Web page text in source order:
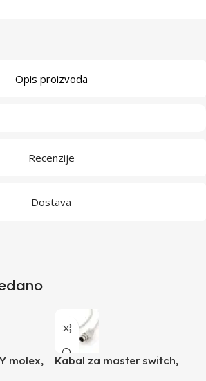
Opis proizvoda
Recenzije
Dostava
molex,
Kabal za master switch,